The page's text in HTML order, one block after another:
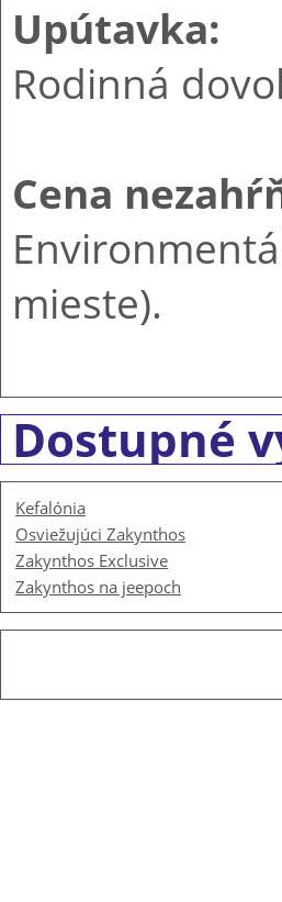
Upútavka:
Rodinná
Cena
mieste).
Dostupné
Kefalónia
Osviežujúci Zakynthos
Zakynthos Exclusive
Zakynthos na jeepoch